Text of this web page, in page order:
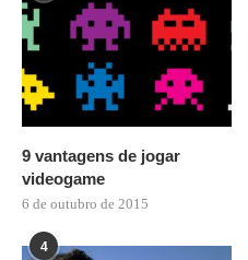
9 vantagens de jogar
videogame
6 de outubro de 2015
4